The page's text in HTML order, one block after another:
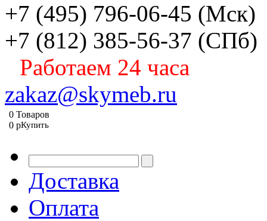
+7 (495) 796-06-45 (Мск)
+7 (812) 385-56-37 (СПб)
Работаем 24 часа
zakaz@skymeb.ru
0 Товаров
0 pКупить
Доставка
Оплата